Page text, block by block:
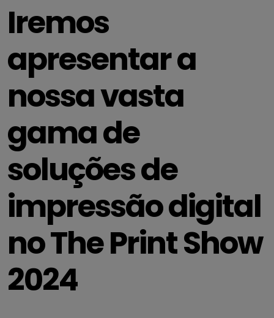
Iremos
apresentar a
nossa vasta
gama de
soluções de
impressão digital
no The Print Show
2024